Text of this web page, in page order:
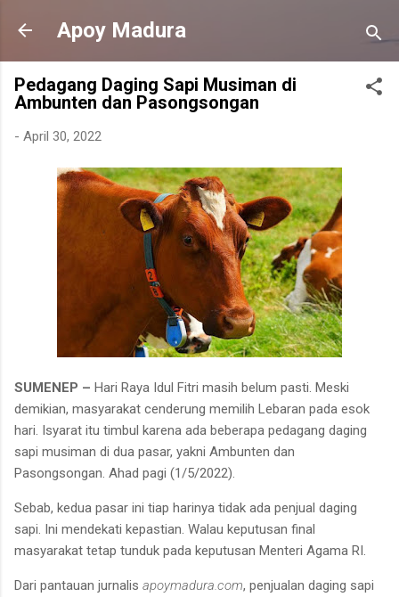
Langsung ke konten utama
Apoy Madura
Pedagang Daging Sapi Musiman di
Ambunten dan Pasongsongan
- April 30, 2022
SUMENEP – Hari Raya Idul Fitri masih belum pasti. Meski
demikian, masyarakat cenderung memilih Lebaran pada esok
hari. Isyarat itu timbul karena ada beberapa pedagang daging
sapi musiman di dua pasar, yakni Ambunten dan
Pasongsongan. Ahad pagi (1/5/2022).
Sebab, kedua pasar ini tiap harinya tidak ada penjual daging
sapi. Ini mendekati kepastian. Walau keputusan final
masyarakat tetap tunduk pada keputusan Menteri Agama RI.
Dari pantauan jurnalis apoymadura.com, penjualan daging sapi